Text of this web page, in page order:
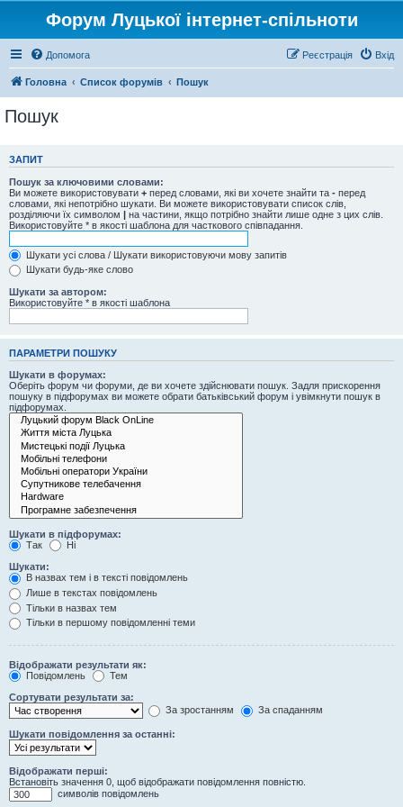
Форум Луцької інтернет-спільноти
Допомога Вхід
Реєстрація
Головна Список форумів Пошук
Пошук
ЗАПИТ
Пошук за ключовими словами:
Ви можете використовувати + перед словами, які ви хочете знайти та - перед
словами, які непотрібно шукати. Ви можете використовувати список слів,
розділяючи їх символом | на частини, якщо потрібно знайти лише одне з цих слів.
Використовуйте * в якості шаблона для часткового співпадання.
Шукати усі слова / Шукати використовуючи мову запитів
Шукати будь-яке слово
Шукати за автором:
Використовуйте * в якості шаблона
ПАРАМЕТРИ ПОШУКУ
Шукати в форумах:
Оберіть форум чи форуми, де ви хочете здійснювати пошук. Задля прискорення
пошуку в підфорумах ви можете обрати батьківський форум і увімкнути пошук в
підфорумах.
Шукати в підфорумах:
Так
Ні
Шукати:
В назвах тем і в тексті повідомлень
Лише в текстах повідомлень
Тільки в назвах тем
Тільки в першому повідомленні теми
Відображати результати як:
Повідомлень
Тем
Сортувати результати за:
За зростанням
За спаданням
Шукати повідомлення за останні:
Відображати перші:
Встановіть значення 0, щоб відображати повідомлення повністю.
символів повідомлень